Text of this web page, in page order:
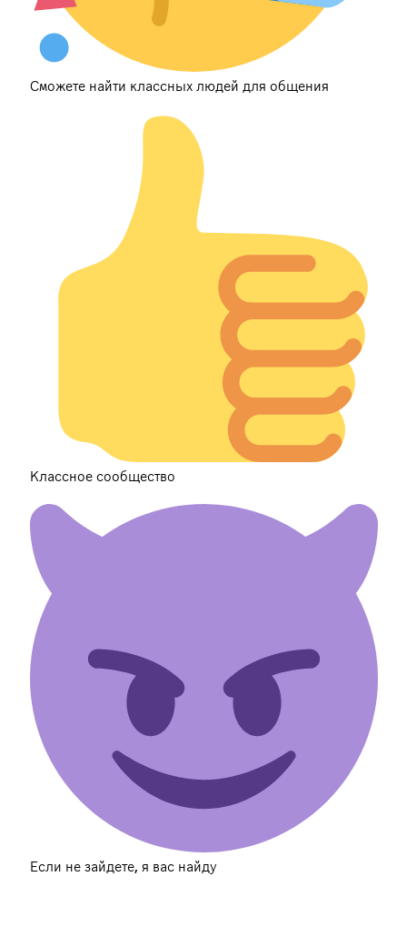
Сможете найти классных людей для общения
Классное сообщество
Если не зайдете, я вас найду